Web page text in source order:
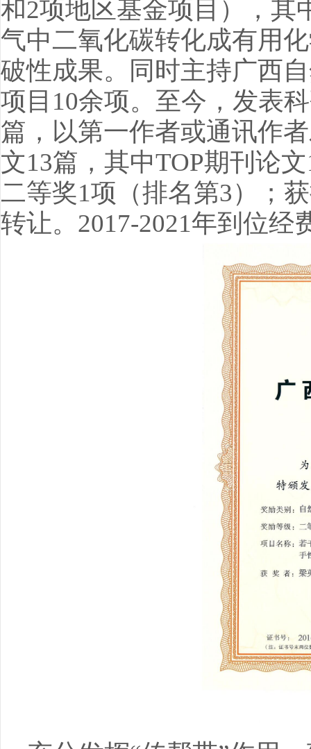
和2项地区基金项目），其
气中二氧化碳转化成有用
破性成果。同时主持广西
项目10余项。至今，发表
篇，以第一作者或通讯作
文13篇，其中TOP期刊论
二等奖1项（排名第3）；
转让。2017-2021年到位经